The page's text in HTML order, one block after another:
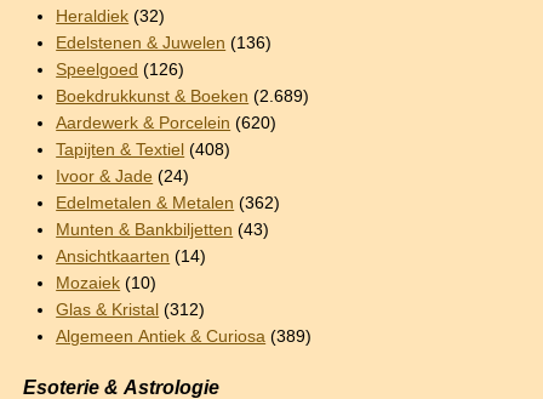
Heraldiek (32)
Edelstenen & Juwelen (136)
Speelgoed (126)
Boekdrukkunst & Boeken (2.689)
Aardewerk & Porcelein (620)
Tapijten & Textiel (408)
Ivoor & Jade (24)
Edelmetalen & Metalen (362)
Munten & Bankbiljetten (43)
Ansichtkaarten (14)
Mozaiek (10)
Glas & Kristal (312)
Algemeen Antiek & Curiosa (389)
Esoterie & Astrologie